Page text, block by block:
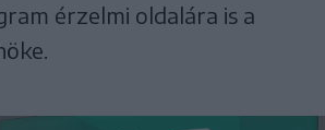
érzelmi oldalára is a